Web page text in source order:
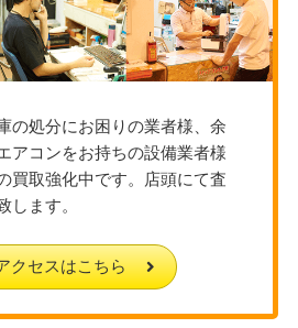
の処分にお困りの業者様、余
アコンをお持ちの設備業者様
買取強化中です。店頭にて査
します。
クセスはこちら